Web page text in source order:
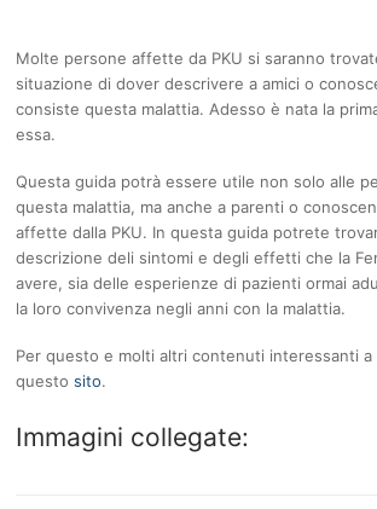
Molte persone affette da PKU si saranno
situazione di dover descrivere a amici o
consiste questa malattia. Adesso è nata la
essa.
Questa guida potrà essere utile non solo alle
questa malattia, ma anche a parenti o
affette dalla PKU. In questa guida potrete
descrizione deli sintomi e degli effetti che la
avere, sia delle esperienze di pazienti ormai
la loro convivenza negli anni con la malattia.
Per questo e molti altri contenuti interessanti a
questo sito.
Immagini collegate: